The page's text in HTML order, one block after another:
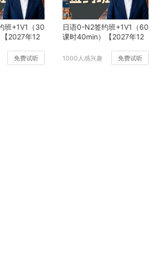
班+1V1（30
2027年12
免费试听
日语0-N2签约班+1V1（60
课时40min）【2027年12
1000人感兴趣 免费试听